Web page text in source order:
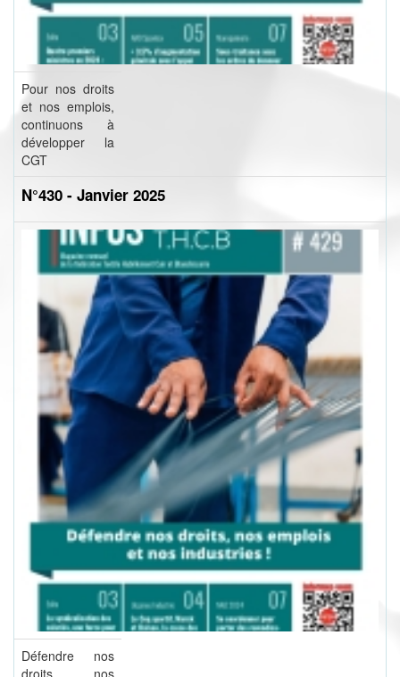
Pour nos droits
et nos emplois,
continuons à
développer la
CGT
N°430 - Janvier 2025
Défendre nos